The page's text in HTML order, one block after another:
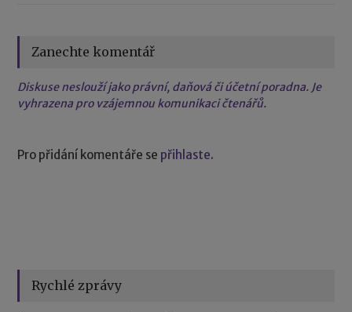
Zanechte komentář
Diskuse neslouží jako právní, daňová či účetní poradna. Je
vyhrazena pro vzájemnou komunikaci čtenářů.
Pro přidání komentáře se přihlaste.
Rychlé zprávy